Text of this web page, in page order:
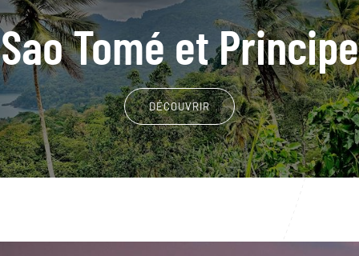
Sao Tomé et Principe
DÉCOUVRIR